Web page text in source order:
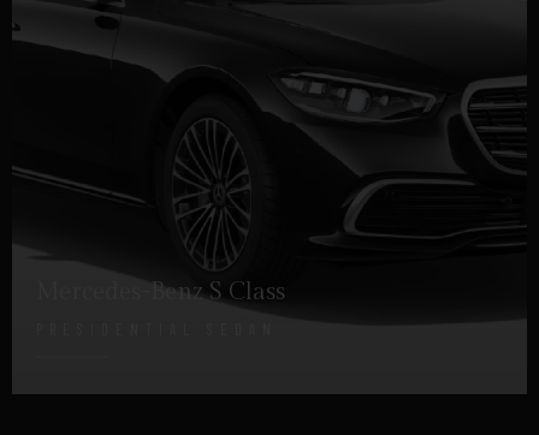
Mercedes-Benz S Class
DETTAGLI